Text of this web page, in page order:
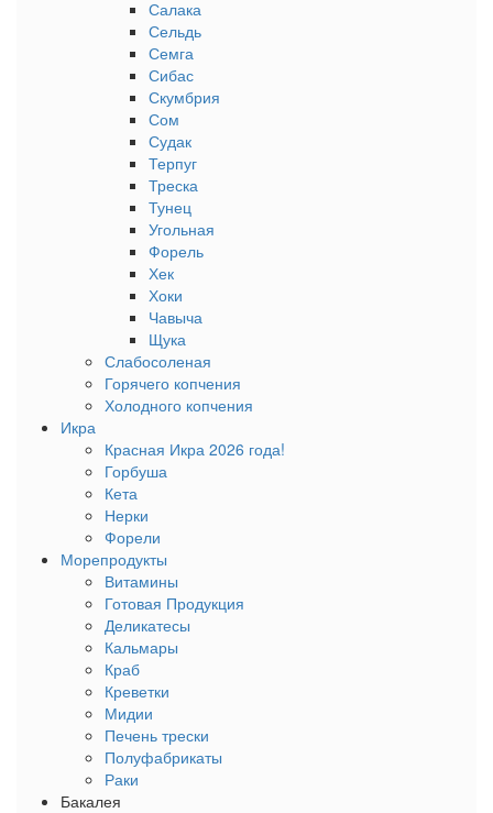
Салака
Сельдь
Семга
Сибас
Скумбрия
Сом
Судак
Терпуг
Треска
Тунец
Угольная
Форель
Хек
Хоки
Чавыча
Щука
Слабосоленая
Горячего копчения
Холодного копчения
Икра
Красная Икра 2026 года!
Горбуша
Кета
Нерки
Форели
Морепродукты
Витамины
Готовая Продукция
Деликатесы
Кальмары
Краб
Креветки
Мидии
Печень трески
Полуфабрикаты
Раки
Бакалея